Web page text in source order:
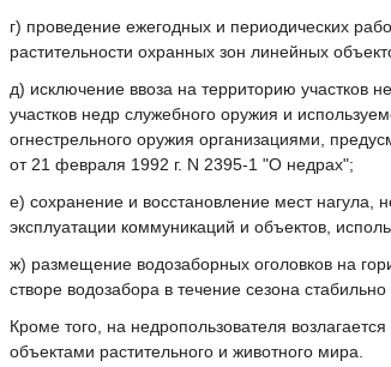
г) проведение ежегодных и периодических
растительности охранных зон линейных
д) исключение ввоза на территорию участков
участков недр служебного оружия и
огнестрельного оружия организациями,
от 21 февраля 1992 г. N 2395-1 "О недрах";
е) сохранение и восстановление мест нагула,
эксплуатации коммуникаций и объектов,
ж) размещение водозаборных оголовков на
створе водозабора в течение сезона
Кроме того, на недропользователя
объектами растительного и животного мира.